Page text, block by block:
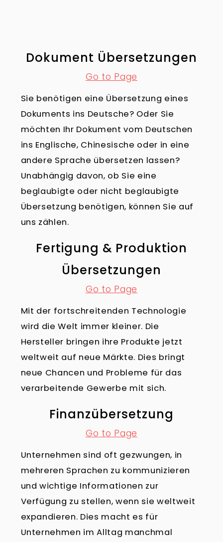
Dokument Übersetzungen
Go to Page
Sie benötigen eine Übersetzung eines
Dokuments ins Deutsche? Oder Sie
möchten Ihr Dokument vom Deutschen
ins Englische, Chinesische oder in eine
andere Sprache übersetzen lassen?
Unabhängig davon, ob Sie eine
beglaubigte oder nicht beglaubigte
Übersetzung benötigen, können Sie auf
uns zählen.
Fertigung & Produktion
Übersetzungen
Go to Page
Mit der fortschreitenden Technologie
wird die Welt immer kleiner. Die
Hersteller bringen ihre Produkte jetzt
weltweit auf neue Märkte. Dies bringt
neue Chancen und Probleme für das
verarbeitende Gewerbe mit sich.
Finanzübersetzung
Go to Page
Unternehmen sind oft gezwungen, in
mehreren Sprachen zu kommunizieren
und wichtige Informationen zur
Verfügung zu stellen, wenn sie weltweit
expandieren. Dies macht es für
Unternehmen im Alltag manchmal